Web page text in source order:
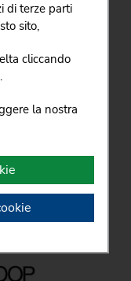
di terze parti
sito,
e quali
scelta
navigazione
tecnici
cliccando
la nostra